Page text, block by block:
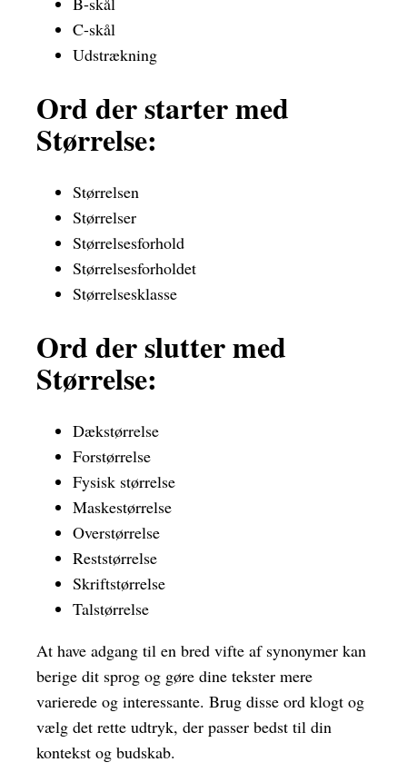
C-skål
Udstrækning
Ord der starter med
Størrelse:
Størrelsen
Størrelser
Størrelsesforhold
Størrelsesforholdet
Størrelsesklasse
Ord der slutter med
Størrelse:
Dækstørrelse
Forstørrelse
Fysisk størrelse
Maskestørrelse
Overstørrelse
Reststørrelse
Skriftstørrelse
Talstørrelse
At have adgang til en bred vifte af synonymer kan
berige dit sprog og gøre dine tekster mere
varierede og interessante. Brug disse ord klogt og
vælg det rette udtryk, der passer bedst til din
kontekst og budskab.